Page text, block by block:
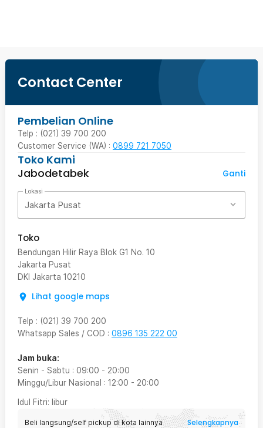
Contact Center
Pembelian Online
Telp : (021) 39 700 200
Customer Service (WA) : 0899 721 7050
Toko Kami
Jabodetabek
Ganti
Lokasi
Jakarta Pusat
Toko
Bendungan Hilir Raya Blok G1 No. 10
Jakarta Pusat
DKI Jakarta 10210
Lihat google maps
Telp : (021) 39 700 200
Whatsapp Sales / COD : 0896 135 222 00
Jam buka:
Senin - Sabtu : 09:00 - 20:00
Minggu/Libur Nasional : 12:00 - 20:00
Idul Fitri: libur
Beli langsung/self pickup di kota lainnya Selengkapnya